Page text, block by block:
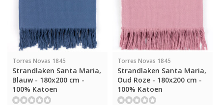
Torres Novas 1845
Strandlaken Santa Maria,
Blauw - 180x200 cm -
100% Katoen
Torres Novas 1845
Strandlaken Santa Maria,
Oud Roze - 180x200 cm -
100% Katoen